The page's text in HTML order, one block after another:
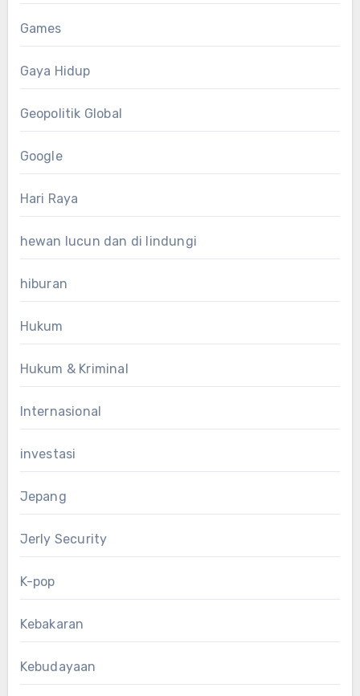
Games
Gaya Hidup
Geopolitik Global
Google
Hari Raya
hewan lucun dan di lindungi
hiburan
Hukum
Hukum & Kriminal
Internasional
investasi
Jepang
Jerly Security
K-pop
Kebakaran
Kebudayaan